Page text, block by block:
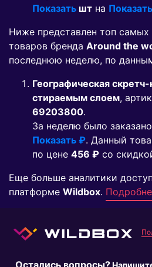
Показать шт на
Ниже представлен топ
товаров бренда Around the
последнюю неделю, по
Географическая
стираемым слоем,
69203800.
За неделю было заказано
Показать ₽. Данный
по цене 456 ₽ co
Еще больше аналитики
платформе Wildbox.